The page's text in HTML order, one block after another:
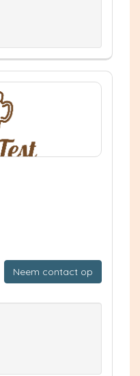
Neem contact op